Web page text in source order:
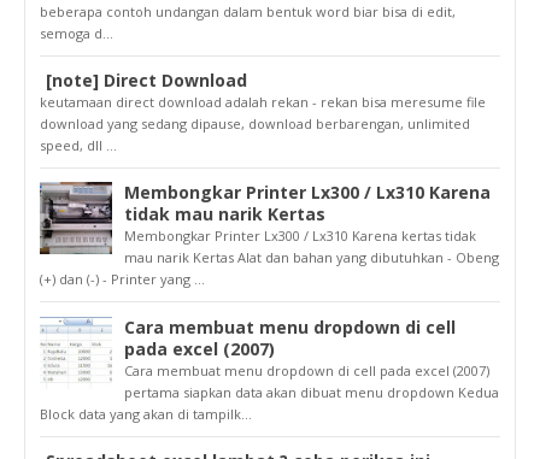
beberapa contoh undangan dalam bentuk word biar bisa di edit,
semoga d...
[note] Direct Download
keutamaan direct download adalah rekan - rekan bisa meresume file
download yang sedang dipause, download berbarengan, unlimited
speed, dll ...
Membongkar Printer Lx300 / Lx310 Karena
tidak mau narik Kertas
Membongkar Printer Lx300 / Lx310 Karena kertas tidak
mau narik Kertas Alat dan bahan yang dibutuhkan - Obeng
(+) dan (-) - Printer yang ...
Cara membuat menu dropdown di cell
pada excel (2007)
Cara membuat menu dropdown di cell pada excel (2007)
pertama siapkan data akan dibuat menu dropdown Kedua
Block data yang akan di tampilk...